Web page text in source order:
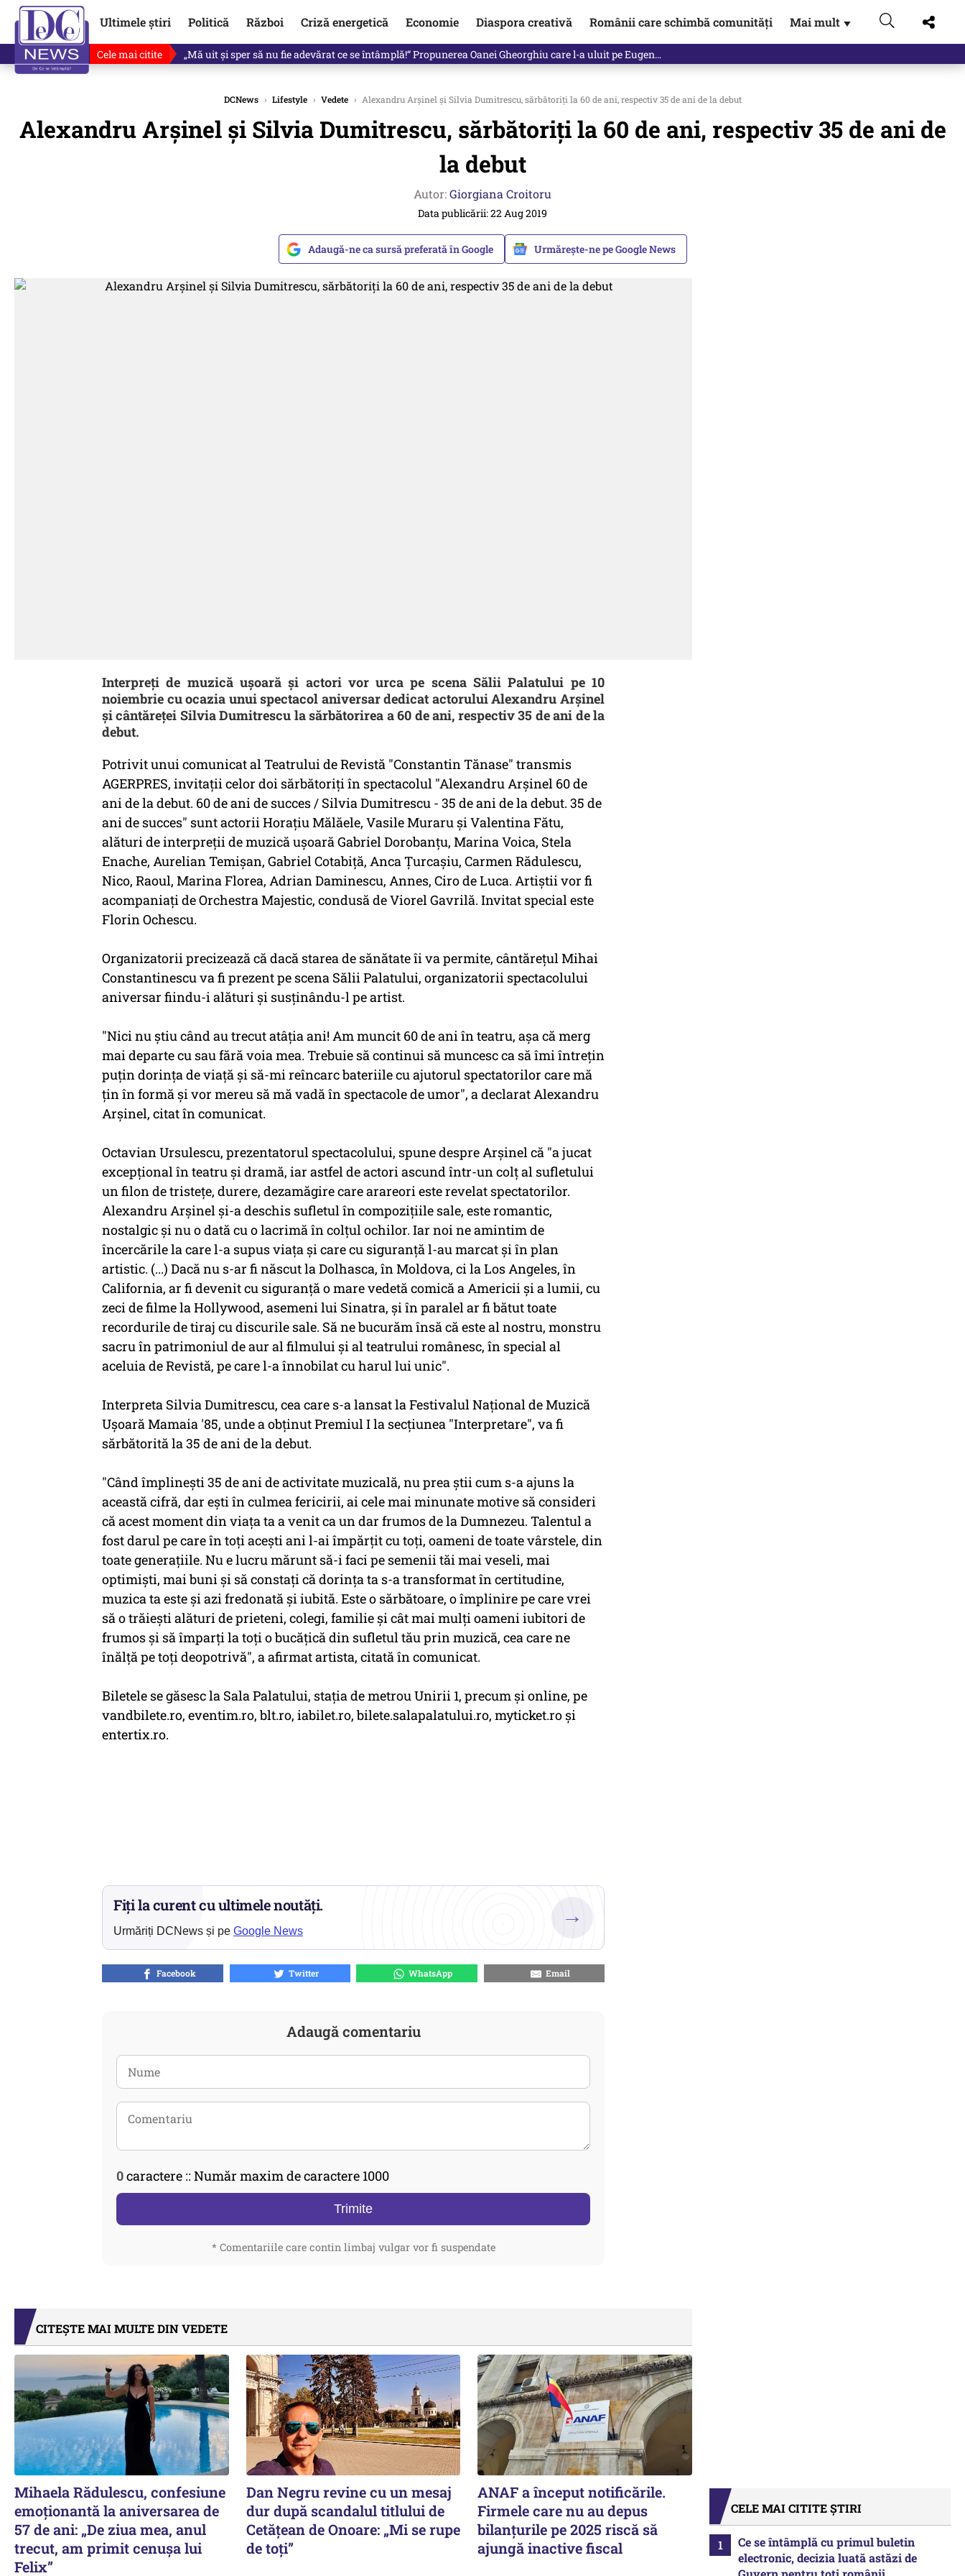
Ultimele știri Politică Război Criză energetică Economie Diaspora creativă Românii care schimbă comunități Mai mult ▼
Cele mai citite Ce se întâmplă cu primul buletin electronic, decizia luată astăzi de Guvern pentru toți românii
DCNews › Lifestyle › Vedete › Alexandru Arşinel şi Silvia Dumitrescu, sărbătoriţi la 60 de ani, respectiv 35 de ani de la debut
Alexandru Arşinel şi Silvia Dumitrescu, sărbătoriţi la 60 de ani, respectiv 35 de ani de
la debut
Autor:Giorgiana Croitoru
Data publicării: 22 Aug 2019
Adaugă-ne ca sursă preferată în Google Urmărește-ne pe Google News
Interpreţi de muzică uşoară şi actori vor urca pe scena Sălii Palatului pe 10
noiembrie cu ocazia unui spectacol aniversar dedicat actorului Alexandru Arşinel
şi cântăreţei Silvia Dumitrescu la sărbătorirea a 60 de ani, respectiv 35 de ani de la
debut.
Potrivit unui comunicat al Teatrului de Revistă "Constantin Tănase" transmis
AGERPRES, invitaţii celor doi sărbătoriţi în spectacolul "Alexandru Arşinel 60 de
ani de la debut. 60 de ani de succes / Silvia Dumitrescu - 35 de ani de la debut. 35 de
ani de succes" sunt actorii Horaţiu Mălăele, Vasile Muraru şi Valentina Fătu,
alături de interpreţii de muzică uşoară Gabriel Dorobanţu, Marina Voica, Stela
Enache, Aurelian Temişan, Gabriel Cotabiţă, Anca Ţurcaşiu, Carmen Rădulescu,
Nico, Raoul, Marina Florea, Adrian Daminescu, Annes, Ciro de Luca. Artiştii vor fi
acompaniaţi de Orchestra Majestic, condusă de Viorel Gavrilă. Invitat special este
Florin Ochescu.
Organizatorii precizează că dacă starea de sănătate îi va permite, cântăreţul Mihai
Constantinescu va fi prezent pe scena Sălii Palatului, organizatorii spectacolului
aniversar fiindu-i alături şi susţinându-l pe artist.
"Nici nu ştiu când au trecut atâţia ani! Am muncit 60 de ani în teatru, aşa că merg
mai departe cu sau fără voia mea. Trebuie să continui să muncesc ca să îmi întreţin
puţin dorinţa de viaţă şi să-mi reîncarc bateriile cu ajutorul spectatorilor care mă
ţin în formă şi vor mereu să mă vadă în spectacole de umor", a declarat Alexandru
Arşinel, citat în comunicat.
Octavian Ursulescu, prezentatorul spectacolului, spune despre Arşinel că "a jucat
excepţional în teatru şi dramă, iar astfel de actori ascund într-un colţ al sufletului
un filon de tristeţe, durere, dezamăgire care arareori este revelat spectatorilor.
Alexandru Arşinel şi-a deschis sufletul în compoziţiile sale, este romantic,
nostalgic şi nu o dată cu o lacrimă în colţul ochilor. Iar noi ne amintim de
încercările la care l-a supus viaţa şi care cu siguranţă l-au marcat şi în plan
artistic. (...) Dacă nu s-ar fi născut la Dolhasca, în Moldova, ci la Los Angeles, în
California, ar fi devenit cu siguranţă o mare vedetă comică a Americii şi a lumii, cu
zeci de filme la Hollywood, asemeni lui Sinatra, şi în paralel ar fi bătut toate
recordurile de tiraj cu discurile sale. Să ne bucurăm însă că este al nostru, monstru
sacru în patrimoniul de aur al filmului şi al teatrului românesc, în special al
aceluia de Revistă, pe care l-a înnobilat cu harul lui unic".
Interpreta Silvia Dumitrescu, cea care s-a lansat la Festivalul Naţional de Muzică
Uşoară Mamaia '85, unde a obţinut Premiul I la secţiunea "Interpretare", va fi
sărbătorită la 35 de ani de la debut.
"Când împlineşti 35 de ani de activitate muzicală, nu prea ştii cum s-a ajuns la
această cifră, dar eşti în culmea fericirii, ai cele mai minunate motive să consideri
că acest moment din viaţa ta a venit ca un dar frumos de la Dumnezeu. Talentul a
fost darul pe care în toţi aceşti ani l-ai împărţit cu toţi, oameni de toate vârstele, din
toate generaţiile. Nu e lucru mărunt să-i faci pe semenii tăi mai veseli, mai
optimişti, mai buni şi să constaţi că dorinţa ta s-a transformat în certitudine,
muzica ta este şi azi fredonată şi iubită. Este o sărbătoare, o împlinire pe care vrei
să o trăieşti alături de prieteni, colegi, familie şi cât mai mulţi oameni iubitori de
frumos şi să împarţi la toţi o bucăţică din sufletul tău prin muzică, cea care ne
înălţă pe toţi deopotrivă", a afirmat artista, citată în comunicat.
Biletele se găsesc la Sala Palatului, staţia de metrou Unirii 1, precum şi online, pe
vandbilete.ro, eventim.ro, blt.ro, iabilet.ro, bilete.salapalatului.ro, myticket.ro şi
entertix.ro.
Fiți la curent cu ultimele noutăți.
Urmăriți DCNews și pe Google News
→
Facebook Twitter WhatsApp Email
Adaugă comentariu
0caractere :: Număr maxim de caractere 1000
Trimite
* Comentariile care contin limbaj vulgar vor fi suspendate
CITEȘTE MAI MULTE DIN VEDETE
Mihaela Rădulescu, confesiune
emoționantă la aniversarea de
57 de ani: „De ziua mea, anul
trecut, am primit cenușa lui
Felix”
Dan Negru revine cu un mesaj
dur după scandalul titlului de
Cetățean de Onoare: „Mi se rupe
de toți”
ANAF a început notificările.
Firmele care nu au depus
bilanțurile pe 2025 riscă să
ajungă inactive fiscal
CELE MAI CITITE ȘTIRI
Ce se întâmplă cu primul buletin
electronic, decizia luată astăzi de